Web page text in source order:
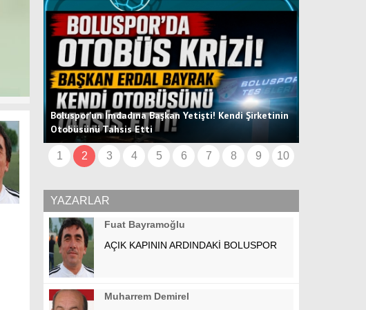
Boluspor'un İmdadına Başkan Yetişti! Kendi Şirketinin
Otobüsünü Tahsis Etti
1 2 3 4 5 6 7 8 9 10
YAZARLAR
Fuat Bayramoğlu
AÇIK KAPININ ARDINDAKİ BOLUSPOR
Muharrem Demirel